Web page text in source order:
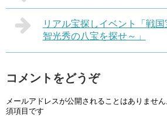
リアル宝探しイベント「戦
智光秀の八宝を探せ～」
コメントをどうぞ
メールアドレスが公開されることはありません
須項目です